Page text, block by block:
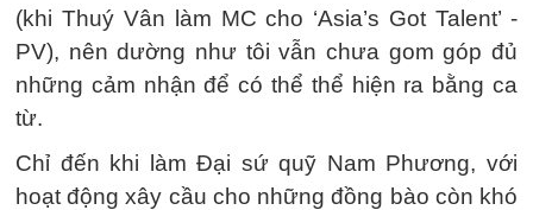
(khi Thuý Vân làm MC cho ‘Asia’s Got Talent’ -
PV), nên dường như tôi vẫn chưa gom góp đủ
những cảm nhận để có thể thể hiện ra bằng ca
từ.
Chỉ đến khi làm Đại sứ quỹ Nam Phương, với
hoạt động xây cầu cho những đồng bào còn khó